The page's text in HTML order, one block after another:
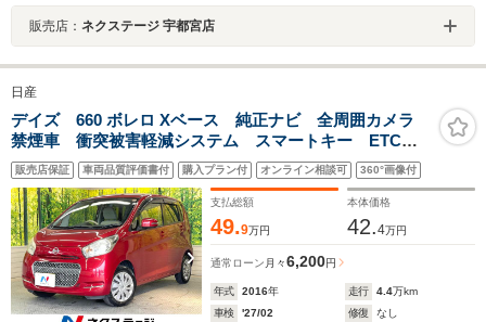
販売店： ネクステージ 宇都宮店
日産
デイズ 660 ボレロ Xベース 純正ナビ 全周囲カメラ
禁煙車 衝突被害軽減システム スマートキー ETC
オートエアコン Bluetooth CD DVD再生 フルセグ
販売店保証 車両品質評価書付 購入プラン付 オンライン相談可 360°画像付
支払総額
49.9万円
本体価格
42.4万円
通常ローン 月々6,200円
年式 2016年 走行 4.4万km
車検
'27/02 修復
なし